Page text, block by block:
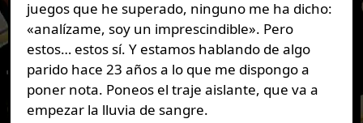
juegos que he superado, ninguno me ha dicho:
«analízame, soy un imprescindible». Pero
estos… estos sí. Y estamos hablando de algo
parido hace 23 años a lo que me dispongo a
poner nota. Poneos el traje aislante, que va a
empezar la lluvia de sangre.